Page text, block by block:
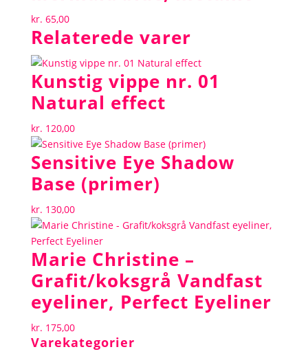
kr. 65,00
Relaterede varer
Kunstig vippe nr. 01
Natural effect
kr. 120,00
Sensitive Eye Shadow
Base (primer)
kr. 130,00
Marie Christine –
Grafit/koksgrå Vandfast
eyeliner, Perfect Eyeliner
kr. 175,00
Varekategorier